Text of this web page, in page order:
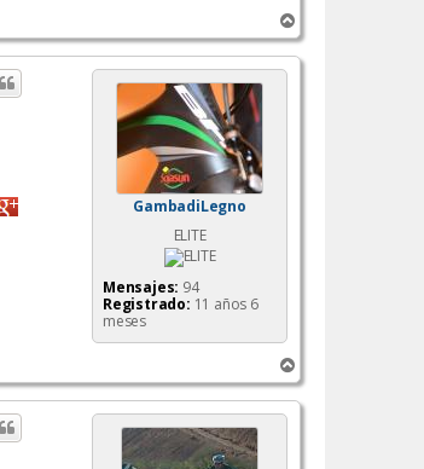
r
r
GambadiLegno
ELITE
Mensajes: 94
Registrado: 11 años 6
meses
r
r